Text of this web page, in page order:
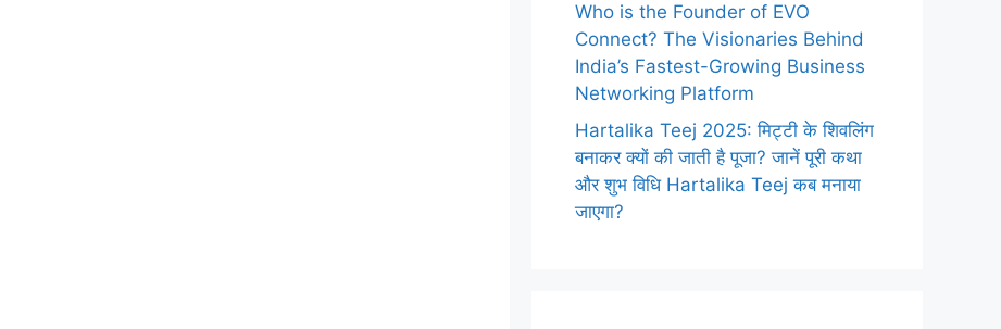
Who is the Founder of EVO
Connect? The Visionaries Behind
India’s Fastest-Growing Business
Networking Platform
Hartalika Teej 2025: मिट्टी के शिवलिंग
बनाकर क्यों की जाती है पूजा? जानें पूरी कथा
और शुभ विधि Hartalika Teej कब मनाया
जाएगा?